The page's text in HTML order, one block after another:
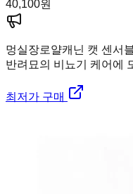
40,100원
멍실장로얄캐닌 캣 센서
반려묘의 비뇨기 케어에
최저가 구매